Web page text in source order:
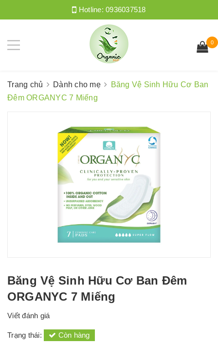
Hotline:0936037518
0
Trang chủ Dành cho mẹ
Băng Vệ Sinh Hữu Cơ Ban
Đêm ORGANYC 7 Miếng
Băng Vệ Sinh Hữu Cơ Ban Đêm
ORGANYC 7 Miếng
Viết đánh giá
Trạng thái: Còn hàng